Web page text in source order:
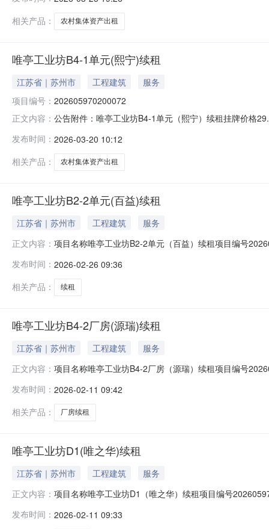
相关产品：
农村集体资产出租
唯亭工业坊B4-1单元(熙宁)续租
江苏省｜苏州市 工程建筑
服务
项目编号： 202605970200072
正文内容： 公告附件：唯亭工业坊B4-1单元（熙宁）续租挂牌价格
320571052Z32000A00001资产类型经营性资产资产类
发布时间： 2026-03-20 10:12
相关产品：
农村集体资产出租
唯亭工业坊B2-2单元(百益)续租
江苏省｜苏州市 工程建筑
服务
正文内容： 项目名称唯亭工业坊B2-2单元（百益）续租项目编号
发布时间： 2026-02-26 09:36
相关产品：
续租
唯亭工业坊B4-2厂房(源瑞)续租
江苏省｜苏州市 工程建筑
服务
正文内容： 项目名称唯亭工业坊B4-2厂房（源瑞）续租项目编号
发布时间： 2026-02-11 09:42
相关产品：
厂房续租
唯亭工业坊D1(唯之华)续租
江苏省｜苏州市 工程建筑
服务
正文内容： 项目名称唯亭工业坊D1（唯之华）续租项目编号
发布时间： 2026-02-11 09:33